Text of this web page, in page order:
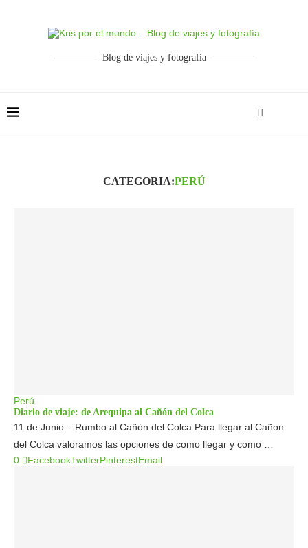
Blog de viajes y fotografía
CATEGORIA:PERÚ
Perú
Diario de viaje: de Arequipa al Cañón del Colca
11 de Junio – Rumbo al Cañón del Colca Para llegar al Cañon
del Colca valoramos las opciones de como llegar y como …
0
FacebookTwitterPinterestEmail